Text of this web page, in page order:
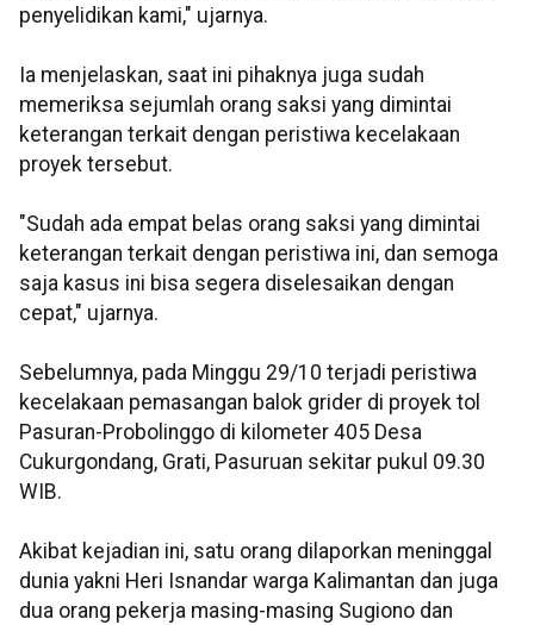
penyelidikan kami," ujarnya.
Ia menjelaskan, saat ini pihaknya juga sudah
memeriksa sejumlah orang saksi yang dimintai
keterangan terkait dengan peristiwa kecelakaan
proyek tersebut.
"Sudah ada empat belas orang saksi yang dimintai
keterangan terkait dengan peristiwa ini, dan semoga
saja kasus ini bisa segera diselesaikan dengan
cepat," ujarnya.
Sebelumnya, pada Minggu 29/10 terjadi peristiwa
kecelakaan pemasangan balok grider di proyek tol
Pasuran-Probolinggo di kilometer 405 Desa
Cukurgondang, Grati, Pasuruan sekitar pukul 09.30
WIB.
Akibat kejadian ini, satu orang dilaporkan meninggal
dunia yakni Heri Isnandar warga Kalimantan dan juga
dua orang pekerja masing-masing Sugiono dan